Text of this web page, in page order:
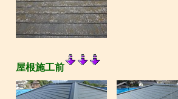
屋根施工前